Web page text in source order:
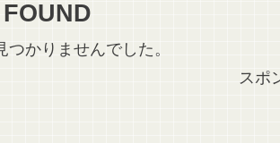
つかりませんでした。
スポ